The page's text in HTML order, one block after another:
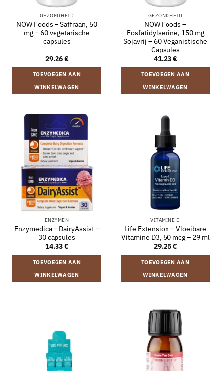
GEZONDHEID
NOW Foods – Saffraan, 50
mg – 60 vegetarische
capsules
29.26€
TOEVOEGEN AAN
WINKELWAGEN
GEZONDHEID
NOW Foods –
Fosfatidylserine, 150 mg
Sojavrij – 60 Veganistische
Capsules
41.23€
TOEVOEGEN AAN
WINKELWAGEN
ENZYMEN
Enzymedica – DairyAssist –
30 capsules
14.33€
TOEVOEGEN AAN
WINKELWAGEN
VITAMINE D
Life Extension – Vloeibare
Vitamine D3, 50 mcg – 29 ml
29.25€
TOEVOEGEN AAN
WINKELWAGEN